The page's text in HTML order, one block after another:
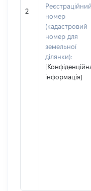
2
Реєстраційний
номер
(кадастровий
номер для
земельної
ділянки):
інформація]